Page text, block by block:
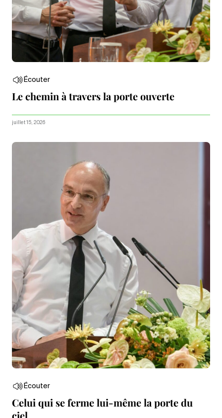
Écouter
Le chemin à travers la porte ouverte
juillet 15, 2026
Écouter
Celui qui se ferme lui-même la porte du